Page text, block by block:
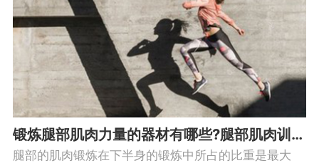
锻炼腿部肌肉力量的器材有哪些?腿部肌肉训练动作有哪些?
腿部的肌肉锻炼在下半身的锻炼中所占的比重是最大